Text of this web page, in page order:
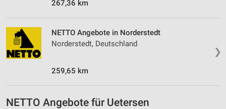
267,36 km
❯
NETTO Angebote in Norderstedt
Norderstedt, Deutschland
259,65 km
NETTO Angebote für Uetersen